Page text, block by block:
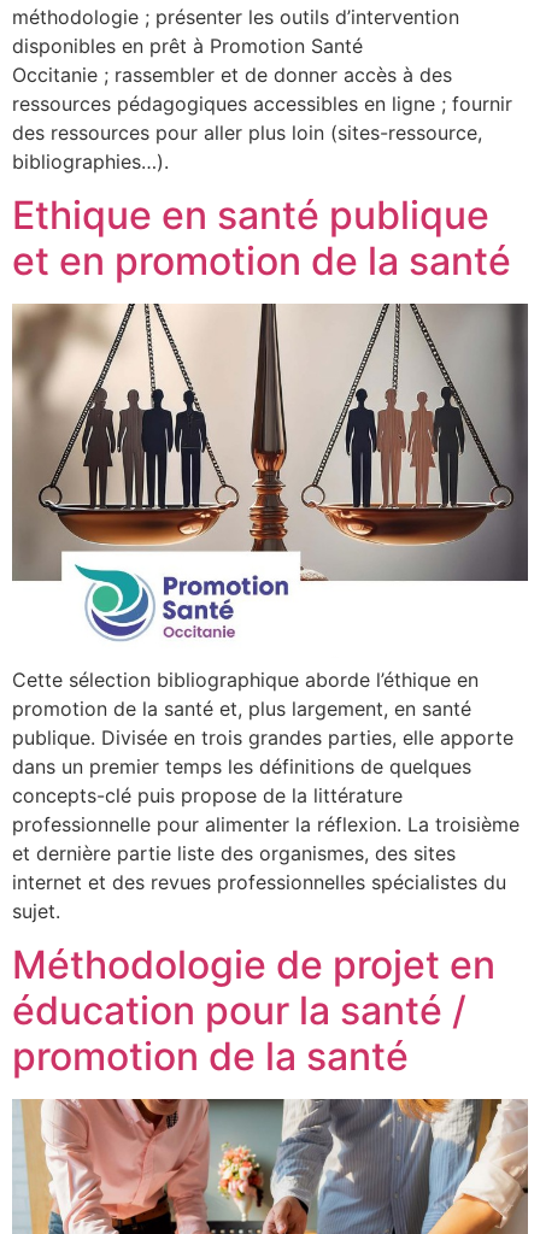
méthodologie ; présenter les outils d’intervention
disponibles en prêt à Promotion Santé
Occitanie ; rassembler et de donner accès à des
ressources pédagogiques accessibles en ligne ; fournir
des ressources pour aller plus loin (sites-ressource,
bibliographies…).
Ethique en santé publique
et en promotion de la santé
Cette sélection bibliographique aborde l’éthique en
promotion de la santé et, plus largement, en santé
publique. Divisée en trois grandes parties, elle apporte
dans un premier temps les définitions de quelques
concepts-clé puis propose de la littérature
professionnelle pour alimenter la réflexion. La troisième
et dernière partie liste des organismes, des sites
internet et des revues professionnelles spécialistes du
sujet.
Méthodologie de projet en
éducation pour la santé /
promotion de la santé